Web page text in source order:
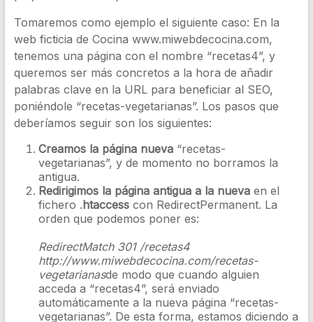
Tomaremos como ejemplo el siguiente caso: En la
web ficticia de Cocina www.miwebdecocina.com,
tenemos una página con el nombre “recetas4”, y
queremos ser más concretos a la hora de añadir
palabras clave en la URL para beneficiar al SEO,
poniéndole “recetas-vegetarianas”. Los pasos que
deberíamos seguir son los siguientes:
Creamos la página nueva“recetas-
vegetarianas”, y de momento no borramos la
antigua.
Redirigimos la página antigua a la nuevaen el
fichero .htaccesscon RedirectPermanent. La
orden que podemos poner es:
RedirectMatch 301 /recetas4
http://www.miwebdecocina.com/recetas-
vegetarianasde modo que cuando alguien
acceda a “recetas4”, será enviado
automáticamente a la nueva página “recetas-
vegetarianas”. De esta forma, estamos diciendo a